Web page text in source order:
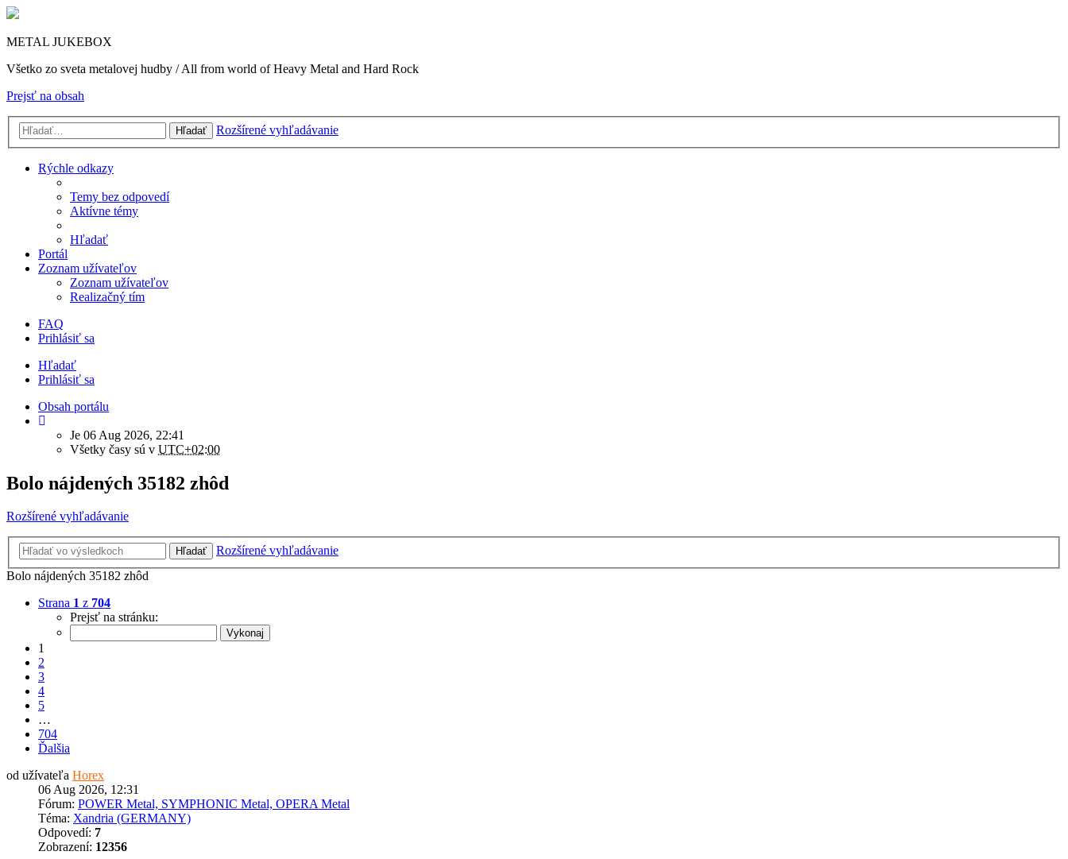
METAL JUKEBOX
Všetko zo sveta metalovej hudby / All from world of Heavy Metal and Hard Rock
Prejsť na obsah
Hľadať Rozšírené vyhľadávanie
Rýchle odkazy
Temy bez odpovedí
Aktívne témy
Hľadať
Portál
Zoznam užívateľov
Zoznam užívateľov
Realizačný tím
FAQ
Prihlásiť sa
Hľadať
Prihlásiť sa
Obsah portálu
Je 06 Aug 2026, 22:41
Všetky časy sú v UTC+02:00
Bolo nájdených 35182 zhôd
Rozšírené vyhľadávanie
Hľadať
Rozšírené vyhľadávanie
Bolo nájdených 35182 zhôd
Strana 1 z 704
Prejsť na stránku:
1
2
3
4
5
…
704
Ďalšia
od užívateľa Horex
06 Aug 2026, 12:31
Fórum: POWER Metal, SYMPHONIC Metal, OPERA Metal
Téma: Xandria (GERMANY)
Odpovedí: 7
Zobrazení: 12356